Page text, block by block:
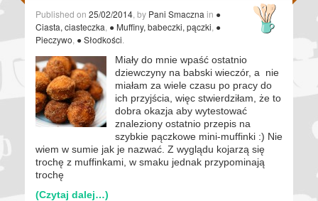
Published on 25/02/2014 , by Pani Smaczna in ●
Ciasta, ciasteczka ● Muffiny, babeczki, pączki ●
Pieczywo ● Słodkości
Miały do mnie wpaść ostatnio
dziewczyny na babski wieczór, a nie
miałam za wiele czasu po pracy do
ich przyjścia, więc stwierdziłam, że to
dobra okazja aby wytestować
znaleziony ostatnio przepis na
szybkie pączkowe mini-muffinki :) Nie
wiem w sumie jak je nazwać. Z wyglądu kojarzą się
trochę z muffinkami, w smaku jednak przypominają
trochę
(Czytaj dalej…)